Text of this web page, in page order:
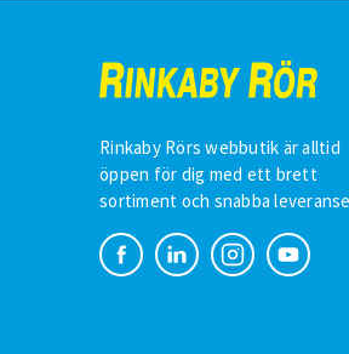
Rinkaby Rörs webbutik är alltid
öppen för dig med ett brett
sortiment och snabba